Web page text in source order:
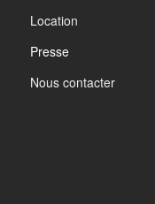
Location
Presse
Nous contacter